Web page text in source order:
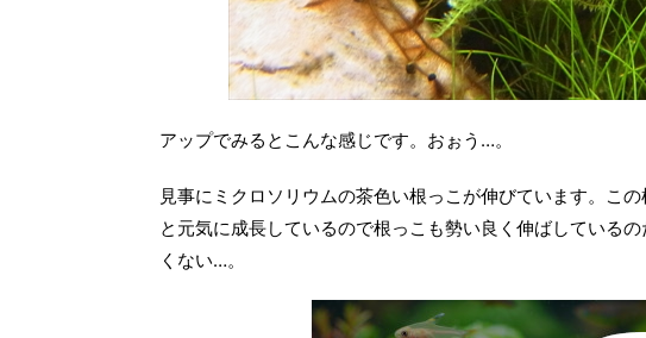
アップでみるとこんな感じです。おぉう…。
見事にミクロソリウムの茶色い根っこが伸びています。こ
と元気に成長しているので根っこも勢い良く伸ばしている
くない…。